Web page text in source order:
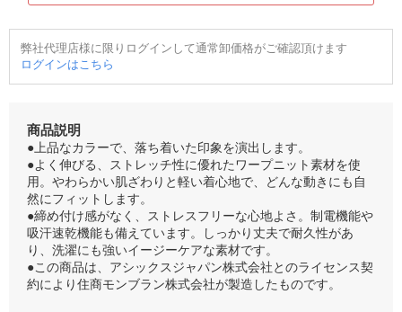
弊社代理店様に限りログインして通常卸価格がご確認頂けます
ログインはこちら
商品説明
●上品なカラーで、落ち着いた印象を演出します。
●よく伸びる、ストレッチ性に優れたワープニット素材を使
用。やわらかい肌ざわりと軽い着心地で、どんな動きにも自
然にフィットします。
●締め付け感がなく、ストレスフリーな心地よさ。制電機能や
吸汗速乾機能も備えています。しっかり丈夫で耐久性があ
り、洗濯にも強いイージーケアな素材です。
●この商品は、アシックスジャパン株式会社とのライセンス契
約により住商モンブラン株式会社が製造したものです。